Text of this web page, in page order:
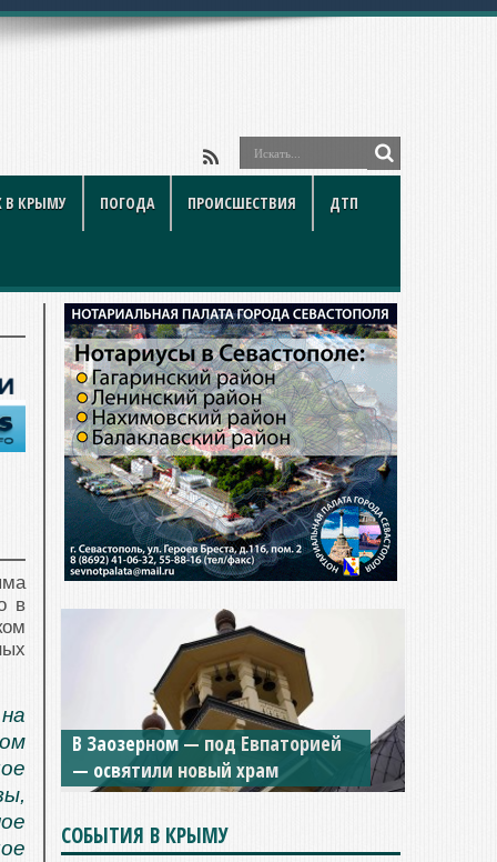
В КРЫМУ ПОГОДА ПРОИСШЕСТВИЯ ДТП
в
В Заозерном — под Евпаторией
— освятили новый храм
СОБЫТИЯ В КРЫМУ